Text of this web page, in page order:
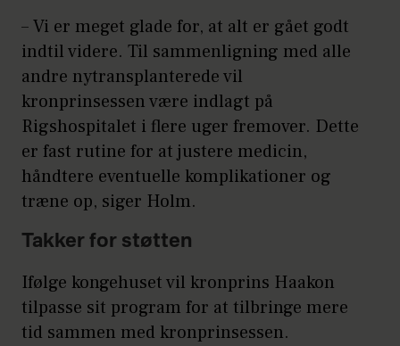
– Vi er meget glade for, at alt er gået godt
indtil videre. Til sammenligning med alle
andre nytransplanterede vil
kronprinsessen være indlagt på
Rigshospitalet i flere uger fremover. Dette
er fast rutine for at justere medicin,
håndtere eventuelle komplikationer og
træne op, siger Holm.
Takker for støtten
Ifølge kongehuset vil kronprins Haakon
tilpasse sit program for at tilbringe mere
tid sammen med kronprinsessen.